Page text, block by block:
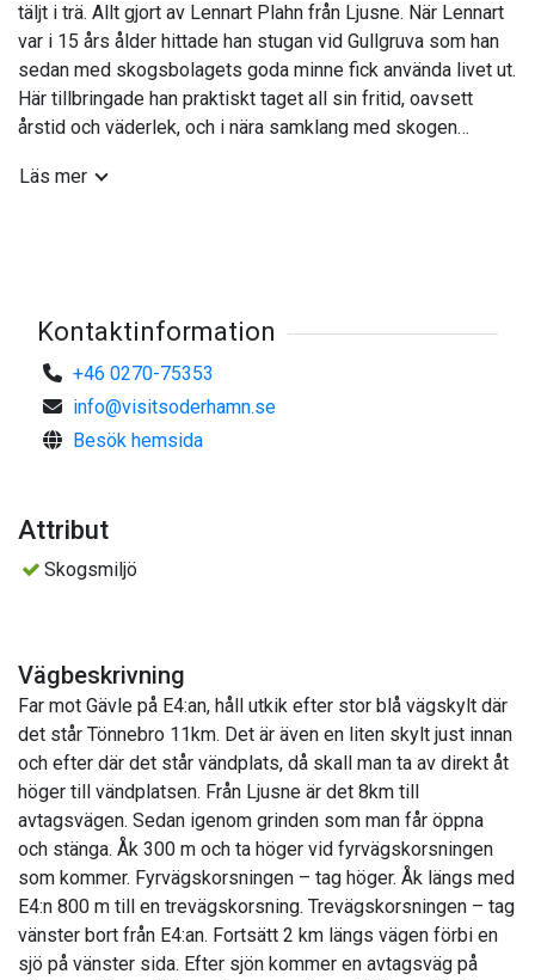
täljt i trä. Allt gjort av Lennart Plahn från Ljusne. När Lennart
var i 15 års ålder hittade han stugan vid Gullgruva som han
sedan med skogsbolagets goda minne fick använda livet ut.
Här tillbringade han praktiskt taget all sin fritid, oavsett
årstid och väderlek, och i nära samklang med skogen
Läs mer
Kontaktinformation
+46 0270-75353
info@visitsoderhamn.se
Besök hemsida
Attribut
Skogsmiljö
Vägbeskrivning
Far mot Gävle på E4:an, håll utkik efter stor blå vägskylt där
det står Tönnebro 11km. Det är även en liten skylt just innan
och efter där det står vändplats, då skall man ta av direkt åt
höger till vändplatsen. Från Ljusne är det 8km till
avtagsvägen. Sedan igenom grinden som man får öppna
och stänga. Åk 300 m och ta höger vid fyrvägskorsningen
som kommer. Fyrvägskorsningen – tag höger. Åk längs med
E4:n 800 m till en trevägskorsning. Trevägskorsningen – tag
vänster bort från E4:an. Fortsätt 2 km längs vägen förbi en
sjö på vänster sida. Efter sjön kommer en avtagsväg på